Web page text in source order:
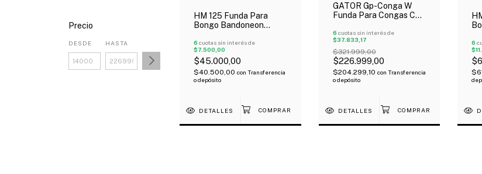
Precio
DESDE HASTA
HM 125 Funda Para
Bongo Bandoneon
52X28x28 Cm
6 cuotas sin interés de
$7.500,00
$45.000,00
$40.500,00 con Transferencia
o depósito
DETALLES
GATOR Gp-Conga W
Funda Para Congas Con
Outlet!
6 cuotas sin interés de
$37.833,17
$321.999,00
$226.999,00
$204.299,10 con Transferencia
o depósito
DETALLES
6